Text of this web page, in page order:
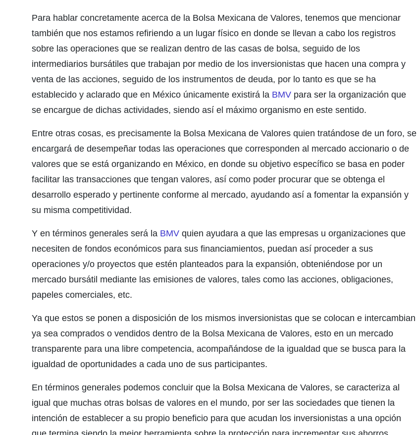
Para hablar concretamente acerca de la Bolsa Mexicana de Valores, tenemos que mencionar
también que nos estamos refiriendo a un lugar físico en donde se llevan a cabo los registros
sobre las operaciones que se realizan dentro de las casas de bolsa, seguido de los
intermediarios bursátiles que trabajan por medio de los inversionistas que hacen una compra y
venta de las acciones, seguido de los instrumentos de deuda, por lo tanto es que se ha
establecido y aclarado que en México únicamente existirá la BMV para ser la organización que
se encargue de dichas actividades, siendo así el máximo organismo en este sentido.
Entre otras cosas, es precisamente la Bolsa Mexicana de Valores quien tratándose de un foro, se
encargará de desempeñar todas las operaciones que corresponden al mercado accionario o de
valores que se está organizando en México, en donde su objetivo específico se basa en poder
facilitar las transacciones que tengan valores, así como poder procurar que se obtenga el
desarrollo esperado y pertinente conforme al mercado, ayudando así a fomentar la expansión y
su misma competitividad.
Y en términos generales será la BMV quien ayudara a que las empresas u organizaciones que
necesiten de fondos económicos para sus financiamientos, puedan así proceder a sus
operaciones y/o proyectos que estén planteados para la expansión, obteniéndose por un
mercado bursátil mediante las emisiones de valores, tales como las acciones, obligaciones,
papeles comerciales, etc.
Ya que estos se ponen a disposición de los mismos inversionistas que se colocan e intercambian
ya sea comprados o vendidos dentro de la Bolsa Mexicana de Valores, esto en un mercado
transparente para una libre competencia, acompañándose de la igualdad que se busca para la
igualdad de oportunidades a cada uno de sus participantes.
En términos generales podemos concluir que la Bolsa Mexicana de Valores, se caracteriza al
igual que muchas otras bolsas de valores en el mundo, por ser las sociedades que tienen la
intención de establecer a su propio beneficio para que acudan los inversionistas a una opción